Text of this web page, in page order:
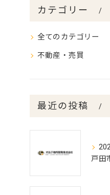
カテゴリー
全てのカテゴリー
不動産・売買
最近の投稿